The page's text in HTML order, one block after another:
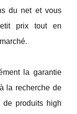
du net et vous
prix tout en
la garantie
la recherche de
de produits high